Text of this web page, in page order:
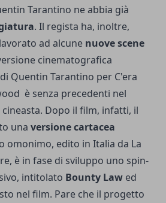
Tarantino ne abbia già
. Il regista ha, inoltre,
ad alcune nuove scene
cinematografica
Quentin Tarantino per C'era
è senza precedenti nel
Dopo il film, infatti, il
una versione cartacea
omonimo, edito in Italia da La
è in fase di sviluppo uno spin-
intitolato Bounty Law ed
nel film. Pare che il progetto